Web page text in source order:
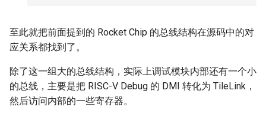
至此就把前面提到的 Rocket Chip 的总线结构在源码中的对
应关系都找到了。
除了这一组大的总线结构，实际上调试模块内部还有一个小
的总线，主要是把 RISC-V Debug 的 DMI 转化为 TileLink，
然后访问内部的一些寄存器。